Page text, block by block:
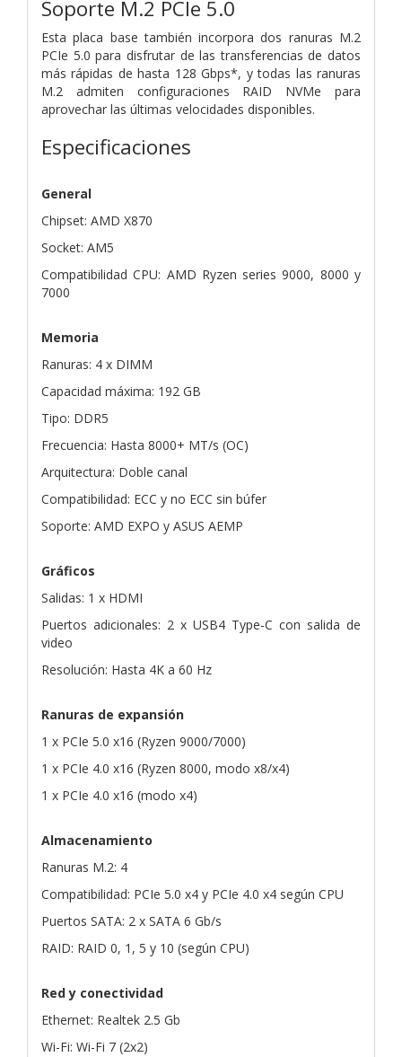
Soporte M.2 PCIe 5.0
Esta placa base también incorpora dos ranuras M.2
PCIe 5.0 para disfrutar de las transferencias de datos
más rápidas de hasta 128 Gbps*, y todas las ranuras
M.2 admiten configuraciones RAID NVMe para
aprovechar las últimas velocidades disponibles.
Especificaciones
General
Chipset: AMD X870
Socket: AM5
Compatibilidad CPU: AMD Ryzen series 9000, 8000 y
7000
Memoria
Ranuras: 4 x DIMM
Capacidad máxima: 192 GB
Tipo: DDR5
Frecuencia: Hasta 8000+ MT/s (OC)
Arquitectura: Doble canal
Compatibilidad: ECC y no ECC sin búfer
Soporte: AMD EXPO y ASUS AEMP
Gráficos
Salidas: 1 x HDMI
Puertos adicionales: 2 x USB4 Type-C con salida de
video
Resolución: Hasta 4K a 60 Hz
Ranuras de expansión
1 x PCIe 5.0 x16 (Ryzen 9000/7000)
1 x PCIe 4.0 x16 (Ryzen 8000, modo x8/x4)
1 x PCIe 4.0 x16 (modo x4)
Almacenamiento
Ranuras M.2: 4
Compatibilidad: PCIe 5.0 x4 y PCIe 4.0 x4 según CPU
Puertos SATA: 2 x SATA 6 Gb/s
RAID: RAID 0, 1, 5 y 10 (según CPU)
Red y conectividad
Ethernet: Realtek 2.5 Gb
Wi-Fi: Wi-Fi 7 (2x2)